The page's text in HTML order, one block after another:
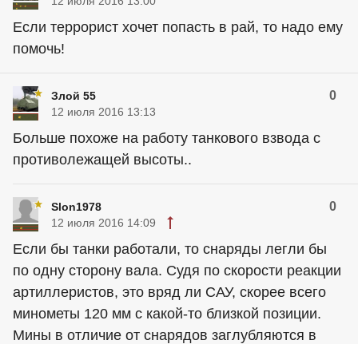
Если террорист хочет попасть в рай, то надо ему
помочь!
Злой 55 0
12 июля 2016 13:13
Больше похоже на работу танкового взвода с
противолежащей высоты..
Slon1978 0
12 июля 2016 14:09
Если бы танки работали, то снаряды легли бы
по одну сторону вала. Судя по скорости реакции
артиллеристов, это вряд ли САУ, скорее всего
минометы 120 мм с какой-то близкой позиции.
Мины в отличие от снарядов заглубляются в